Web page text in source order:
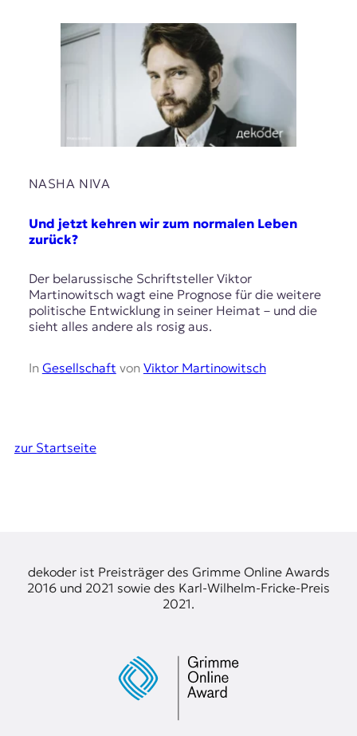
NASHA NIVA
Und jetzt kehren wir zum normalen Leben
zurück?
Der belarussische Schriftsteller Viktor
Martinowitsch wagt eine Prognose für die weitere
politische Entwicklung in seiner Heimat – und die
sieht alles andere als rosig aus.
In Gesellschaft von Viktor Martinowitsch
zur Startseite
dekoder ist Preisträger des Grimme Online Awards
2016 und 2021 sowie des Karl-Wilhelm-Fricke-Preis
2021.